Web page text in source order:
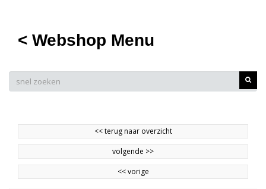
< Webshop Menu
<<terug naar overzicht
volgende >>
<<vorige